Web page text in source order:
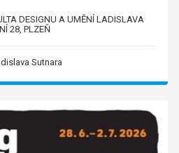
DESIGNU A UMĚNÍ LADISLAVA
28, PLZEŇ
Sutnara